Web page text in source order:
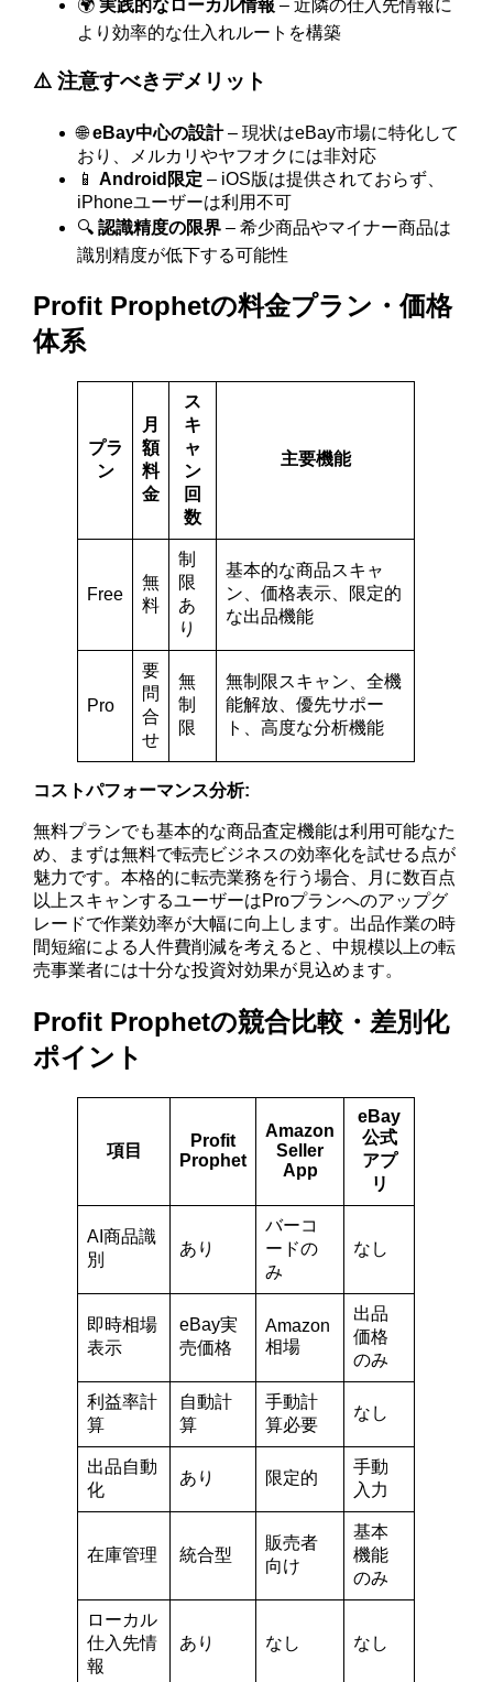
🌍実践的なローカル情報 – 近隣の仕入先情報に
より効率的な仕入れルートを構築
⚠️ 注意すべきデメリット
🌐eBay中心の設計– 現状はeBay市場に特化して
おり、メルカリやヤフオクには非対応
📱Android限定 – iOS版は提供されておらず、
iPhoneユーザーは利用不可
🔍認識精度の限界 – 希少商品やマイナー商品は
識別精度が低下する可能性
Profit Prophetの料金プラン・価格
体系
プラ
ン
月
額
料
金
ス
キ
ャ
ン
回
数
主要機能
Free
無
料
制
限
あ
り
基本的な商品スキャ
ン、価格表示、限定的
な出品機能
Pro
要
問
合
せ
無
制
限
無制限スキャン、全機
能解放、優先サポー
ト、高度な分析機能
コストパフォーマンス分析:
無料プランでも基本的な商品査定機能は利用可能なた
め、まずは無料で転売ビジネスの効率化を試せる点が
魅力です。本格的に転売業務を行う場合、月に数百点
以上スキャンするユーザーはProプランへのアップグ
レードで作業効率が大幅に向上します。出品作業の時
間短縮による人件費削減を考えると、中規模以上の転
売事業者には十分な投資対効果が見込めます。
Profit Prophetの競合比較・差別化
ポイント
項目
Profit
Prophet
Amazon
Seller
App
eBay
公式
アプ
リ
AI商品識
別
あり
バーコ
ードの
み
なし
即時相場
表示
eBay実
売価格
Amazon
相場
出品
価格
のみ
利益率計
算
自動計
算
手動計
算必要
なし
出品自動
化
あり 限定的
手動
入力
在庫管理 統合型
販売者
向け
基本
機能
のみ
ローカル
仕入先情
報
あり なし なし